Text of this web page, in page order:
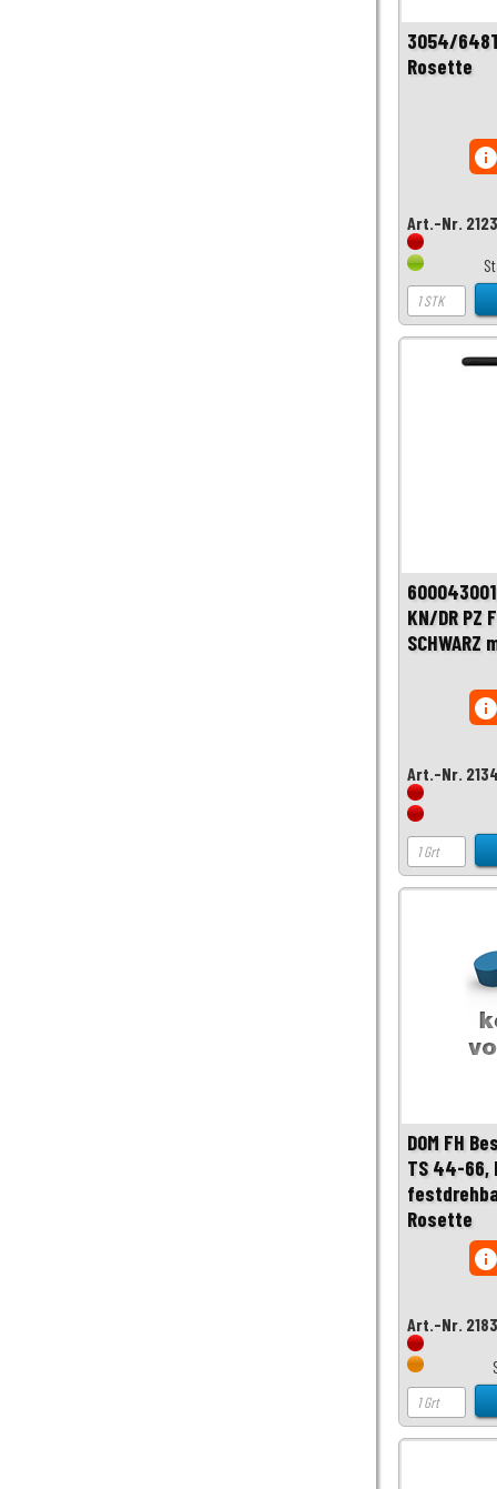
3054/
Rosette
Art.-Nr.
600043001
KN/DR PZ
Art.-Nr.
DOM FH
TS 44-66,
Rosette
Art.-Nr.